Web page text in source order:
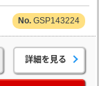
GSP143224
詳細を見る